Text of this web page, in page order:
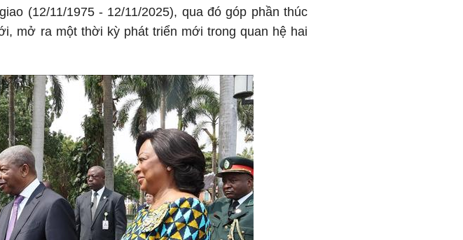
(12/11/1975 - 12/11/2025), qua đó góp phần thúc
mở ra một thời kỳ phát triển mới trong quan hệ hai